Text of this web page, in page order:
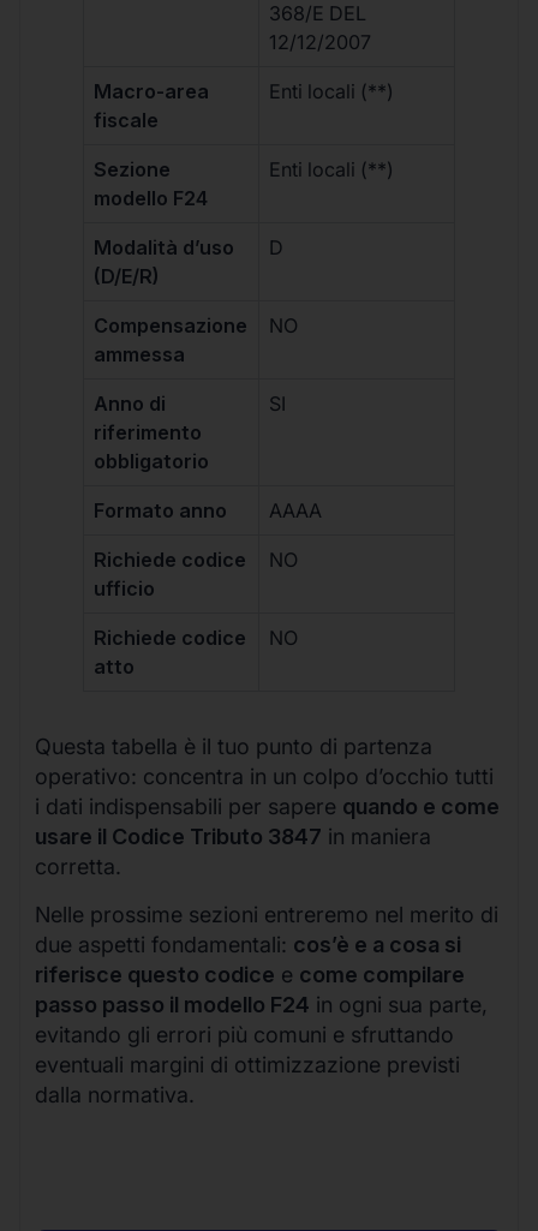
368/E DEL
12/12/2007
Macro-area
fiscale
Enti locali (**)
Sezione
modello F24
Enti locali (**)
Modalità d’uso
(D/E/R)
D
Compensazione
ammessa
NO
Anno di
riferimento
obbligatorio
SI
Formato anno AAAA
Richiede codice
ufficio
NO
Richiede codice
atto
NO
Questa tabella è il tuo punto di partenza
operativo: concentra in un colpo d’occhio tutti
i dati indispensabili per sapere quando e come
usare il Codice Tributo 3847 in maniera
corretta.
Nelle prossime sezioni entreremo nel merito di
due aspetti fondamentali: cos’è e a cosa si
riferisce questo codice e come compilare
passo passo il modello F24 in ogni sua parte,
evitando gli errori più comuni e sfruttando
eventuali margini di ottimizzazione previsti
dalla normativa.